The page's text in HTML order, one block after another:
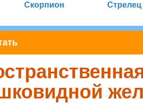
Скорпион Стрелец